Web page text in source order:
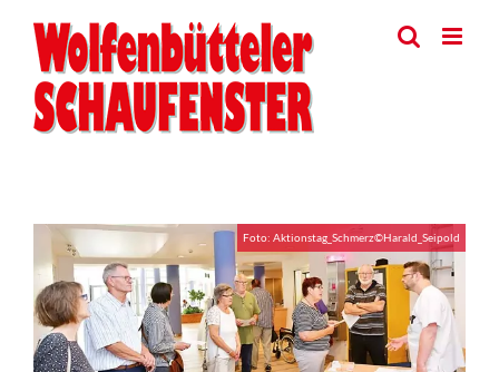
content
Larger
Image
Foto: Aktionstag_Schmerz©Harald_Seipold